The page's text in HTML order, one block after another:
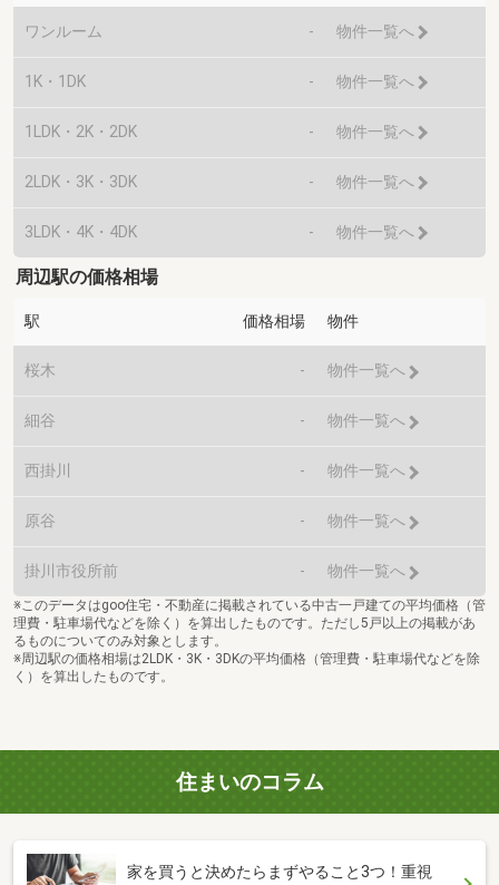
ワンルーム - 物件一覧へ
1K・1DK - 物件一覧へ
1LDK・2K・2DK - 物件一覧へ
2LDK・3K・3DK - 物件一覧へ
3LDK・4K・4DK - 物件一覧へ
周辺駅の価格相場
駅 価格相場 物件
桜木 - 物件一覧へ
細谷 - 物件一覧へ
西掛川 - 物件一覧へ
原谷 - 物件一覧へ
掛川市役所前 - 物件一覧へ
※このデータはgoo住宅・不動産に掲載されている中古一戸建ての平均価格（管
理費・駐車場代などを除く）を算出したものです。ただし5戸以上の掲載があ
るものについてのみ対象とします。
※周辺駅の価格相場は2LDK・3K・3DKの平均価格（管理費・駐車場代などを除
く）を算出したものです。
住まいのコラム
家を買うと決めたらまずやること3つ！重視